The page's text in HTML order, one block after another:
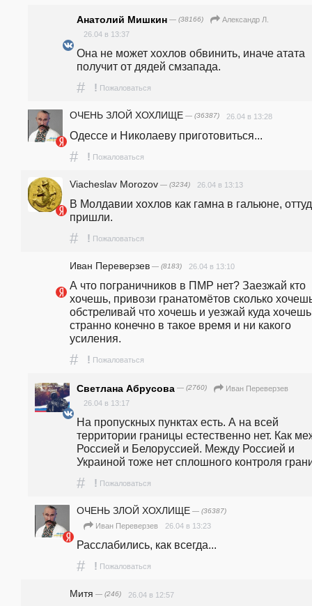
Анатолий Мишкин — (38166)
Александр Л.
26.04 в 13:37
Она не может хохлов обвинить, иначе атата
получит от дядей смзапада.
# ! Пожаловаться
ОЧЕНЬ ЗЛОЙ ХОХЛИЩЕ — (36387) 26.04 в 13:28
Одессе и Николаеву приготовиться...
# ! Пожаловаться
Viacheslav Morozov — (3234) 26.04 в 13:13
В Молдавии хохлов как гамна в гальюне,
пришли.
# ! Пожаловаться
Иван Переверзев — (8183) 26.04 в 13:10
А что пограничников в ПМР нет? Заезжай кто
хочешь, привози гранатомётов сколько
обстреливай что хочешь и уезжай куда
странно конечно в такое время и ни какого
усиления.
# ! Пожаловаться
Светлана Абрусова — (2760)
Иван Переверзев
26.04 в 13:17
На пропускных пунктах есть. А на всей
территории границы естественно нет. Как
Россией и Белоруссией. Между Россией и
Украиной тоже нет сплошного контроля
# ! Пожаловаться
ОЧЕНЬ ЗЛОЙ ХОХЛИЩЕ — (36387)
Иван Переверзев 26.04 в 13:23
Расслабились, как всегда...
# ! Пожаловаться
Митя — (246) 26.04 в 12:57